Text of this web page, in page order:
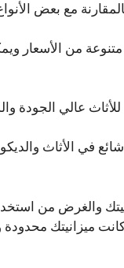
مع بعض
من الأسعار
عالي الجودة
في الأثاث
والغرض من
ميزانيتك